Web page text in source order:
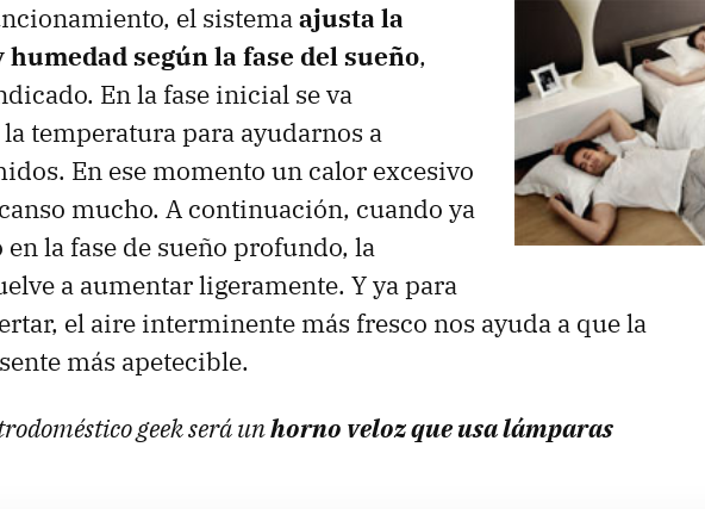
el sistemaajusta la
según la fase del sueño,
En la fase inicial se va
temperatura para ayudarnos a
En ese momento un calor excesivo
mucho. A continuación, cuando ya
la fase de sueño profundo, la
a aumentar ligeramente. Y ya para
el aire interminente más fresco nos ayuda a que la
más apetecible.
geek será unhorno veloz que usa lámparas